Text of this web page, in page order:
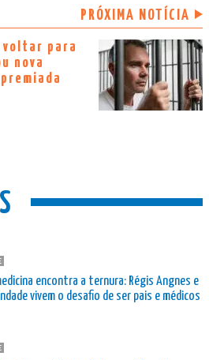
PRÓXIMA NOTÍCIA
voltar para
nova
encontra a ternura: Régis Angnes e
vivem o desafio de ser pais e médicos